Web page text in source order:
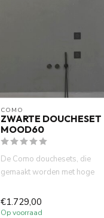
COMO
ZWARTE DOUCHESET
MOOD60
De Como douchesets, die
gemaakt worden met hoge
€1.729,00
Op voorraad